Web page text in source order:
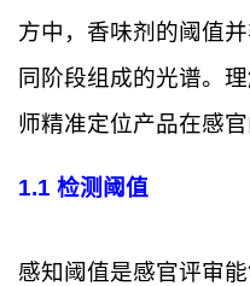
方中，香味剂的阈值
同阶段组成的光谱。
师精准定位产品在感官
1.1 检测阈值
感知阈值是感官评审